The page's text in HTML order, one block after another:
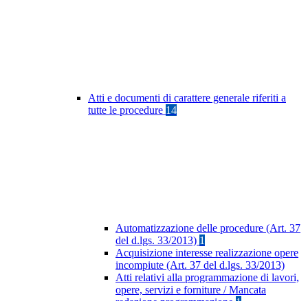
Atti e documenti di carattere generale riferiti a
tutte le procedure 14
Automatizzazione delle procedure (Art. 37
del d.lgs. 33/2013) 1
Acquisizione interesse realizzazione opere
incompiute (Art. 37 del d.lgs. 33/2013)
Atti relativi alla programmazione di lavori,
opere, servizi e forniture / Mancata